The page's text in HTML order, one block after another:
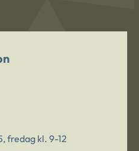
fredag kl. 9-12